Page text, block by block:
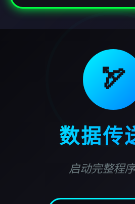
🏹
数据传
启动完整程